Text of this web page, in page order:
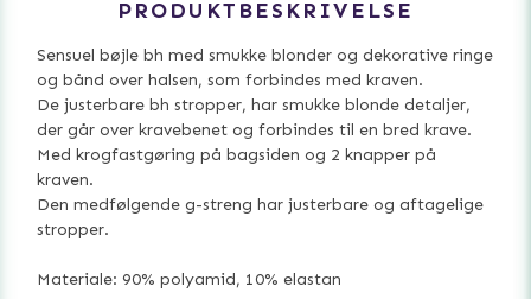
PRODUKTBESKRIVELSE
Sensuel bøjle bh med smukke blonder og dekorative ringe
og bånd over halsen, som forbindes med kraven.
De justerbare bh stropper, har smukke blonde detaljer,
der går over kravebenet og forbindes til en bred krave.
Med krogfastgøring på bagsiden og 2 knapper på
kraven.
Den medfølgende g-streng har justerbare og aftagelige
stropper.
Materiale: 90% polyamid, 10% elastan